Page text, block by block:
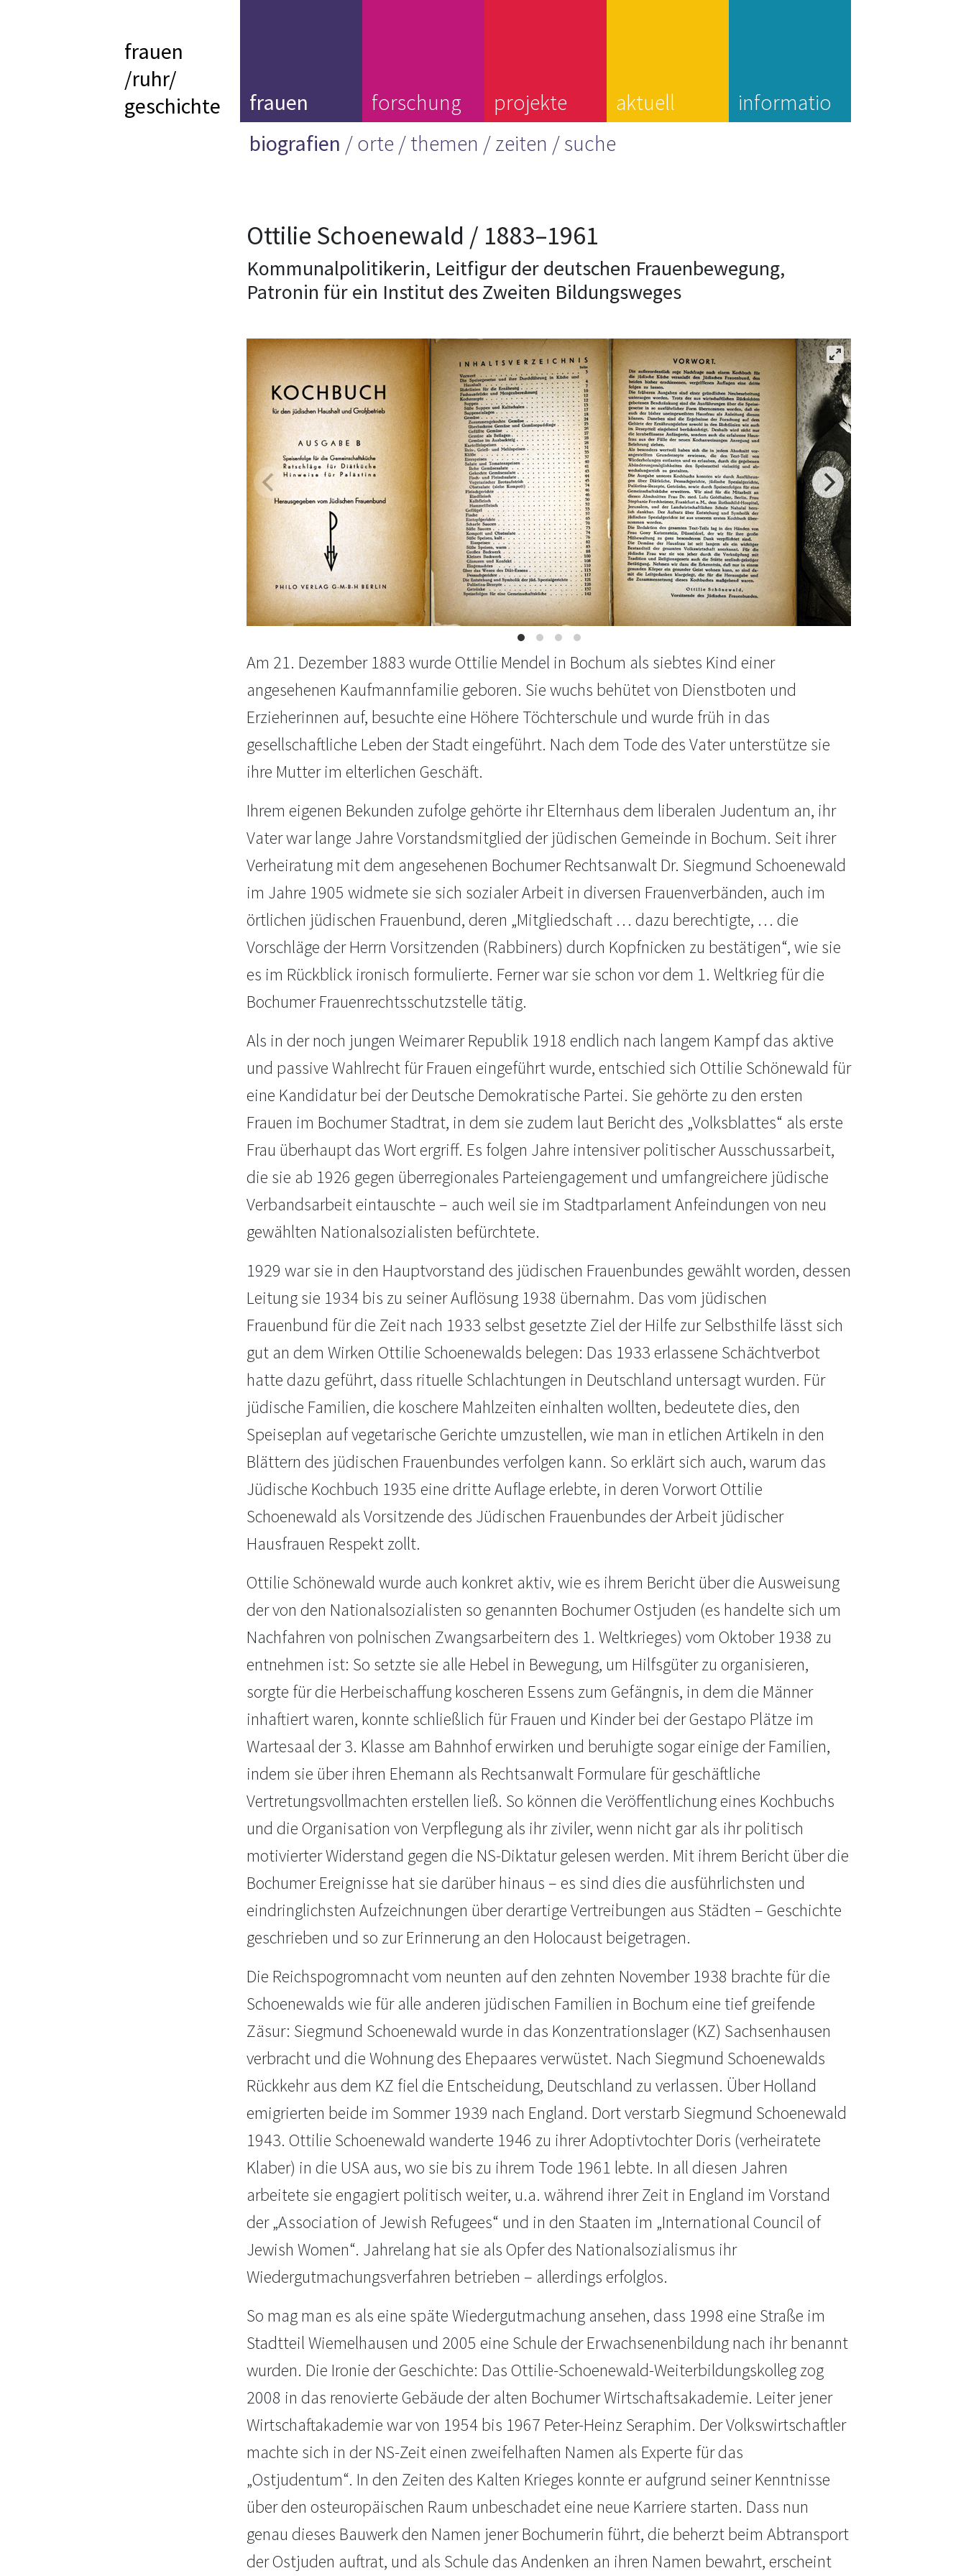
frauen
/ruhr/
geschichte
frauen
biografien
orte themen zeiten suche
forschung projekte aktuell
informatio
n
Ottilie Schoenewald / 1883–1961
Kommunalpolitikerin, Leitfigur der deutschen Frauenbewegung,
Patronin für ein Institut des Zweiten Bildungsweges
Am 21. Dezember 1883 wurde Ottilie Mendel in Bochum als siebtes Kind einer
angesehenen Kaufmannfamilie geboren. Sie wuchs behütet von Dienstboten und
Erzieherinnen auf, besuchte eine Höhere Töchterschule und wurde früh in das
gesellschaftliche Leben der Stadt eingeführt. Nach dem Tode des Vater unterstütze sie
ihre Mutter im elterlichen Geschäft.
Ihrem eigenen Bekunden zufolge gehörte ihr Elternhaus dem liberalen Judentum an, ihr
Vater war lange Jahre Vorstandsmitglied der jüdischen Gemeinde in Bochum. Seit ihrer
Verheiratung mit dem angesehenen Bochumer Rechtsanwalt Dr. Siegmund Schoenewald
im Jahre 1905 widmete sie sich sozialer Arbeit in diversen Frauenverbänden, auch im
örtlichen jüdischen Frauenbund, deren „Mitgliedschaft … dazu berechtigte, … die
Vorschläge der Herrn Vorsitzenden (Rabbiners) durch Kopfnicken zu bestätigen“, wie sie
es im Rückblick ironisch formulierte. Ferner war sie schon vor dem 1. Weltkrieg für die
Bochumer Frauenrechtsschutzstelle tätig.
Als in der noch jungen Weimarer Republik 1918 endlich nach langem Kampf das aktive
und passive Wahlrecht für Frauen eingeführt wurde, entschied sich Ottilie Schönewald für
eine Kandidatur bei der Deutsche Demokratische Partei. Sie gehörte zu den ersten
Frauen im Bochumer Stadtrat, in dem sie zudem laut Bericht des „Volksblattes“ als erste
Frau überhaupt das Wort ergriff. Es folgen Jahre intensiver politischer Ausschussarbeit,
die sie ab 1926 gegen überregionales Parteiengagement und umfangreichere jüdische
Verbandsarbeit eintauschte – auch weil sie im Stadtparlament Anfeindungen von neu
gewählten Nationalsozialisten befürchtete.
1929 war sie in den Hauptvorstand des jüdischen Frauenbundes gewählt worden, dessen
Leitung sie 1934 bis zu seiner Auflösung 1938 übernahm. Das vom jüdischen
Frauenbund für die Zeit nach 1933 selbst gesetzte Ziel der Hilfe zur Selbsthilfe lässt sich
gut an dem Wirken Ottilie Schoenewalds belegen: Das 1933 erlassene Schächtverbot
hatte dazu geführt, dass rituelle Schlachtungen in Deutschland untersagt wurden. Für
jüdische Familien, die koschere Mahlzeiten einhalten wollten, bedeutete dies, den
Speiseplan auf vegetarische Gerichte umzustellen, wie man in etlichen Artikeln in den
Blättern des jüdischen Frauenbundes verfolgen kann. So erklärt sich auch, warum das
Jüdische Kochbuch 1935 eine dritte Auflage erlebte, in deren Vorwort Ottilie
Schoenewald als Vorsitzende des Jüdischen Frauenbundes der Arbeit jüdischer
Hausfrauen Respekt zollt.
Ottilie Schönewald wurde auch konkret aktiv, wie es ihrem Bericht über die Ausweisung
der von den Nationalsozialisten so genannten Bochumer Ostjuden (es handelte sich um
Nachfahren von polnischen Zwangsarbeitern des 1. Weltkrieges) vom Oktober 1938 zu
entnehmen ist: So setzte sie alle Hebel in Bewegung, um Hilfsgüter zu organisieren,
sorgte für die Herbeischaffung koscheren Essens zum Gefängnis, in dem die Männer
inhaftiert waren, konnte schließlich für Frauen und Kinder bei der Gestapo Plätze im
Wartesaal der 3. Klasse am Bahnhof erwirken und beruhigte sogar einige der Familien,
indem sie über ihren Ehemann als Rechtsanwalt Formulare für geschäftliche
Vertretungsvollmachten erstellen ließ. So können die Veröffentlichung eines Kochbuchs
und die Organisation von Verpflegung als ihr ziviler, wenn nicht gar als ihr politisch
motivierter Widerstand gegen die NS-Diktatur gelesen werden. Mit ihrem Bericht über die
Bochumer Ereignisse hat sie darüber hinaus – es sind dies die ausführlichsten und
eindringlichsten Aufzeichnungen über derartige Vertreibungen aus Städten – Geschichte
geschrieben und so zur Erinnerung an den Holocaust beigetragen.
Die Reichspogromnacht vom neunten auf den zehnten November 1938 brachte für die
Schoenewalds wie für alle anderen jüdischen Familien in Bochum eine tief greifende
Zäsur: Siegmund Schoenewald wurde in das Konzentrationslager (KZ) Sachsenhausen
verbracht und die Wohnung des Ehepaares verwüstet. Nach Siegmund Schoenewalds
Rückkehr aus dem KZ fiel die Entscheidung, Deutschland zu verlassen. Über Holland
emigrierten beide im Sommer 1939 nach England. Dort verstarb Siegmund Schoenewald
1943. Ottilie Schoenewald wanderte 1946 zu ihrer Adoptivtochter Doris (verheiratete
Klaber) in die USA aus, wo sie bis zu ihrem Tode 1961 lebte. In all diesen Jahren
arbeitete sie engagiert politisch weiter, u.a. während ihrer Zeit in England im Vorstand
der „Association of Jewish Refugees“ und in den Staaten im „International Council of
Jewish Women“. Jahrelang hat sie als Opfer des Nationalsozialismus ihr
Wiedergutmachungsverfahren betrieben – allerdings erfolglos.
So mag man es als eine späte Wiedergutmachung ansehen, dass 1998 eine Straße im
Stadtteil Wiemelhausen und 2005 eine Schule der Erwachsenenbildung nach ihr benannt
wurden. Die Ironie der Geschichte: Das Ottilie-Schoenewald-Weiterbildungskolleg zog
2008 in das renovierte Gebäude der alten Bochumer Wirtschaftsakademie. Leiter jener
Wirtschaftakademie war von 1954 bis 1967 Peter-Heinz Seraphim. Der Volkswirtschaftler
machte sich in der NS-Zeit einen zweifelhaften Namen als Experte für das
„Ostjudentum“. In den Zeiten des Kalten Krieges konnte er aufgrund seiner Kenntnisse
über den osteuropäischen Raum unbeschadet eine neue Karriere starten. Dass nun
genau dieses Bauwerk den Namen jener Bochumerin führt, die beherzt beim Abtransport
der Ostjuden auftrat, und als Schule das Andenken an ihren Namen bewahrt, erscheint